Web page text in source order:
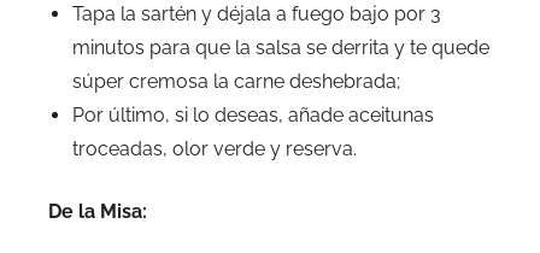
Tapa la sartén y déjala a fuego bajo por 3
minutos para que la salsa se derrita y te quede
súper cremosa la carne deshebrada;
Por último, si lo deseas, añade aceitunas
troceadas, olor verde y reserva.
De la Misa: